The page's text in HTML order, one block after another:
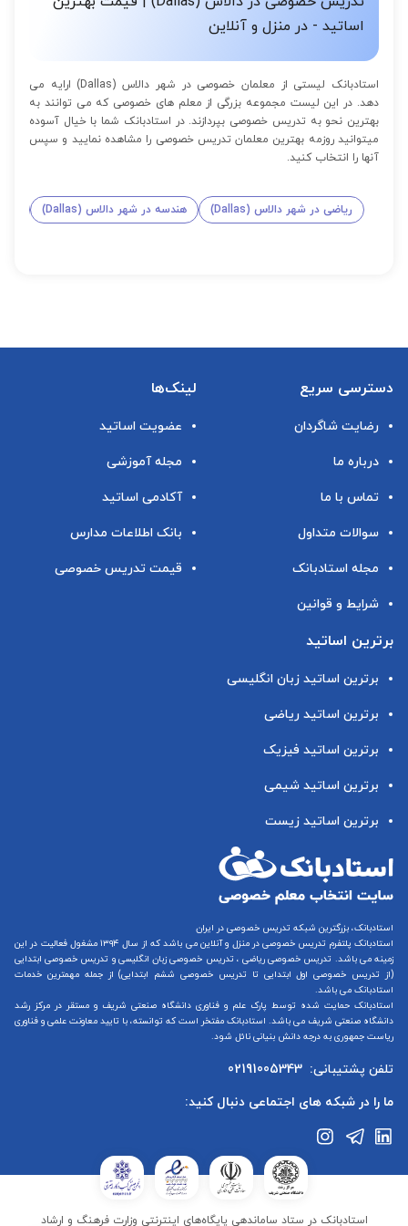
اساتید - در منزل و آنلاین
استادبانک لیستی از معلمان خصوصی در شهر دالاس (Dallas) ارایه می
دهد. در این لیست مجموعه بزرگی از معلم های خصوصی که می توانند به
بهترین نحو به تدریس خصوصی بپردازند. در استادبانک شما با خیال آسوده
میتوانید روزمه بهترین معلمان تدریس خصوصی را مشاهده نمایید و سپس
آنها را انتخاب کنید.
ریاضی در شهر دالاس (Dallas) هندسه در شهر دالاس (Dallas)
دسترسی سریع
رضایت شاگردان
درباره ما
تماس با ما
سوالات متداول
مجله استادبانک
شرایط و قوانین
لینک‌ها
عضویت اساتید
مجله آموزشی
آکادمی اساتید
بانک اطلاعات مدارس
قیمت تدریس خصوصی
برترین اساتید
برترین اساتید زبان انگلیسی
برترین اساتید ریاضی
برترین اساتید فیزیک
برترین اساتید شیمی
برترین اساتید زیست
استادبانک، بزرگترین شبکه تدریس خصوصی در ایران
استادبانک پلتفرم تدریس خصوصی در منزل و آنلاین
می باشد که از سال ۱۳۹۴ مشغول فعالیت در این
زمینه می باشد. تدریس خصوصی ریاضی ، تدریس خصوصی زبان انگلیسیو تدریس خصوصی ابتدایی
(از تدریس خصوصی اول ابتدایی تا تدریس خصوصی ششم ابتدایی) از جمله مهمترین خدمات
استادبانک می باشد.
استادبانک حمایت شده توسط پارک علم و فناوری دانشگاه صنعتی شریف و مستقر در مرکز رشد
دانشگاه صنعتی شریف می باشد. استادبانک مفتخر است که توانسته، با تایید معاونت علمی و فناوری
ریاست جمهوری به درجه دانش بنیانی نائل شود.
تلفن پشتیبانی: 02191005343
ما را در شبکه های اجتماعی دنبال کنید:
استادبانک در ستاد ساماندهی پایگاه‌های اینترنتی وزارت فرهنگ و ارشاد